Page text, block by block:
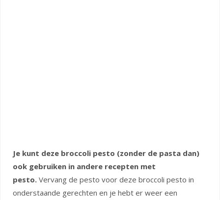
Je kunt deze broccoli pesto (zonder de pasta dan)
ook gebruiken in andere recepten met
pesto. Vervang de pesto voor deze broccoli pesto in
onderstaande gerechten en je hebt er weer een